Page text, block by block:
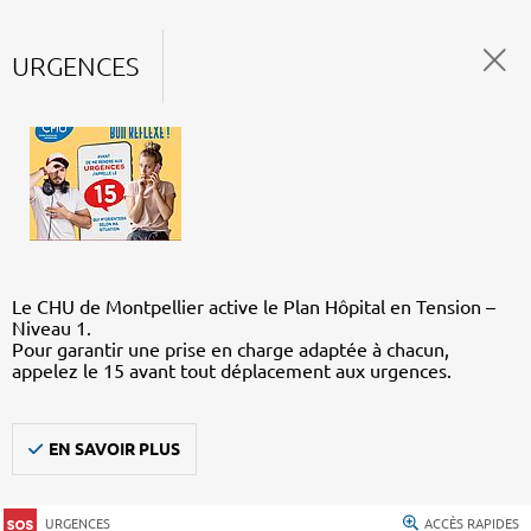
URGENCES
Le CHU de Montpellier active le Plan Hôpital en Tension –
Niveau 1.
Pour garantir une prise en charge adaptée à chacun,
appelez le 15 avant tout déplacement aux urgences.
EN SAVOIR PLUS
URGENCES ACCÈS RAPIDES